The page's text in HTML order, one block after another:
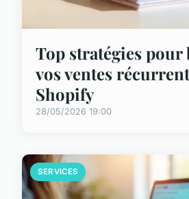
Top stratégies pour
vos ventes
Shopify
28/05/2026 19:00
SERVICES